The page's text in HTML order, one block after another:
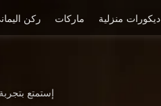
ديكورات منزلية ماركات ركن
إستمتع